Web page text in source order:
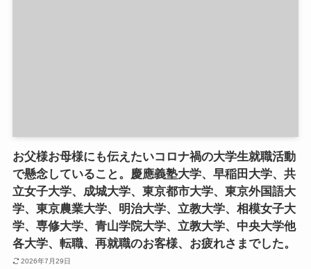
お父様お母様にも伝えたいコロナ禍の大学生就職活動
で懸念していること。慶應義塾大学、早稲田大学、共
立女子大学、成城大学、東京都市大学、東京外国語大
学、東京農業大学、明治大学、立教大学、相模女子大
学、専修大学、青山学院大学、立教大学、中央大学他
各大学、転職、再就職のお客様、お疲れさまでした。
2026年7月29日